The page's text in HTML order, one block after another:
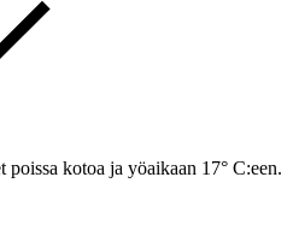
kotoa ja yöaikaan 17° C:een.